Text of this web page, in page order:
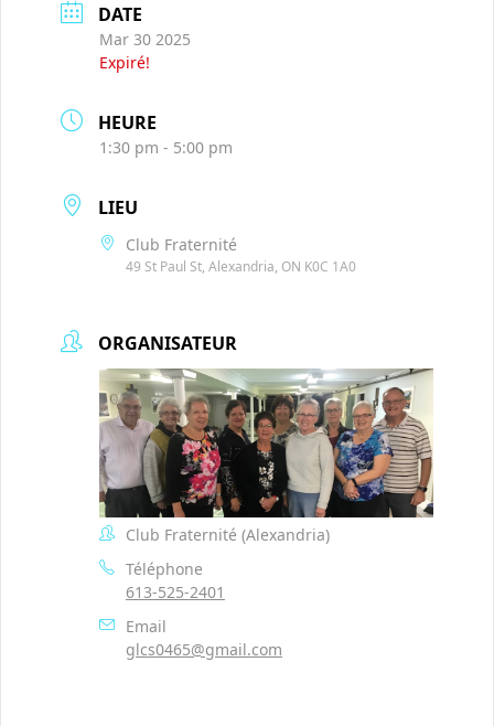
DATE
Mar 30 2025
Expiré!
HEURE
1:30 pm - 5:00 pm
LIEU
Club Fraternité
49 St Paul St, Alexandria, ON K0C 1A0
ORGANISATEUR
Club Fraternité (Alexandria)
Téléphone
613-525-2401
Email
glcs0465@gmail.com